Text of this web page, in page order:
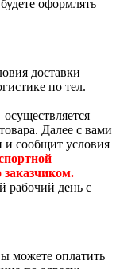
оформлять
доставки
по тел.
Далее с вами
и сообщит условия
заказчиком.
рабочий день с
можете оплатить